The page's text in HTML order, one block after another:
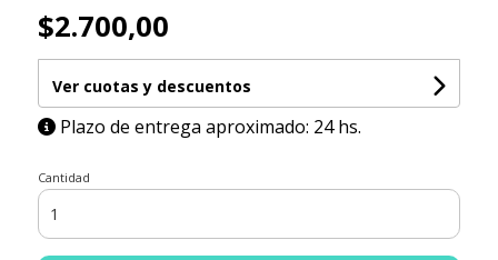
$2.700,00
Ver cuotas y descuentos
Plazo de entrega aproximado: 24 hs.
Cantidad